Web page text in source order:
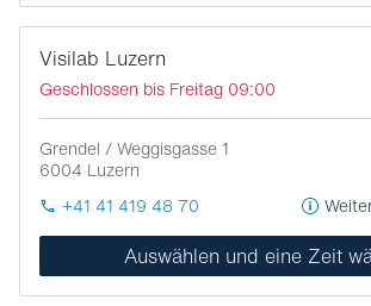
Visilab Luzern
Geschlossen bis Freitag 09:00
Grendel / Weggisgasse 1
6004 Luzern
+41 41 419 48 70
Auswählen und eine Zeit